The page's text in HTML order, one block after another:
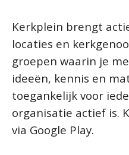
Kerkplein brengt
locaties en
groepen waarin je
ideeën, kennis en
toegankelijk voor
organisatie actief is.
via Google Play.